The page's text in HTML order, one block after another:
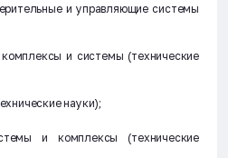
и управляющие системы
и системы (технические
науки);
и комплексы (технические